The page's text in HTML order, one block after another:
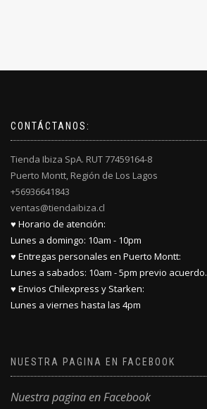
CONTÁCTANOS:
Tienda Ibiza SpA. RUT 77459164-8
Puerto Montt, Región de Los Lagos
+56936641843
ventas@tiendaibiza.cl
♥ Horario de atención:
Lunes a domingo: 10am - 10pm
♥ Entregas personales en Puerto Montt:
Lunes a sabados: 10am - 5pm previo acuerdo.
♥ Envios Chilexpress y Starken:
Lunes a viernes hasta las 4pm
NUESTRA PAGINA EN FACEBOOK
Nuestra pagina en Facebook